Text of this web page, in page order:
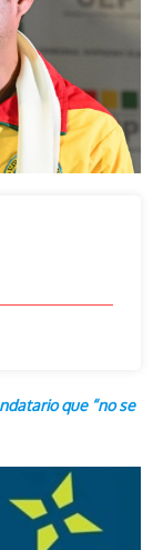
que “no se